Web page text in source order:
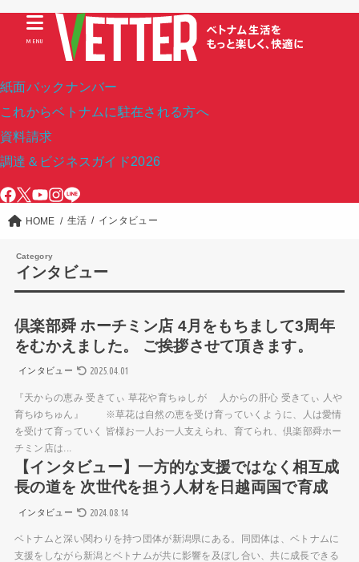
紙面バックナンバー
これからベトナムに駐在される方へ
資料請求
調達＆ビジネスガイド2026
MENU
HOME 生活 インタビュー
インタビュー
倶楽部舜 ホーチミン店 4月をもちまして3周年
をむかえました。 ご挨拶させて頂きます。
インタビュー 2025.04.01
『天からの恵み 受きてぃ 草花や育ちゅしが 人からの肝心 受きてぃ 人や
育ちゆちゅん』 ※草花は自然の恵を受け育っていくように、人は愛情
を受けて育っていく 皆様お一人お一人支えられ、育てられ、倶楽部舜ホー
チミン店は...
【インタビュー】一方的な支援ではなく相互成
長の道を 次世代を担う人材を日越両国で育成
インタビュー 2024.08.14
ベトナムと深い関わりを持つ団体が新潟県にある。同団体は、ベトナムに
支援をしながら新潟とベトナムが共に影響を及ぼし合い、共に成長できる